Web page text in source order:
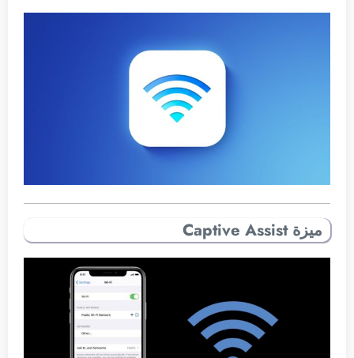
ميزة Captive Assist